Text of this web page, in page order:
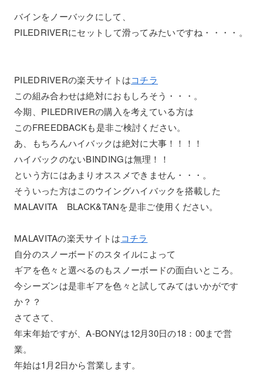
バインをノーバックにして、
PILEDRIVERにセットして滑ってみたいですね・・・・。
PILEDRIVERの楽天サイトはコチラ
この組み合わせは絶対におもしろそう・・・。
今期、PILEDRIVERの購入を考えている方は
このFREEDBACKも是非ご検討ください。
あ、もちろんハイバックは絶対に大事！！！！
ハイバックのないBINDINGは無理！！
という方にはあまりオススメできません・・・。
そういった方はこのウイングハイバックを搭載した
MALAVITA BLACK&TANを是非ご使用ください。
MALAVITAの楽天サイトはコチラ
自分のスノーボードのスタイルによって
ギアを色々と選べるのもスノーボードの面白いところ。
今シーズンは是非ギアを色々と試してみてはいかがです
か？？
さてさて、
年末年始ですが、A-BONYは12月30日の18：00まで営
業。
年始は1月2日から営業します。